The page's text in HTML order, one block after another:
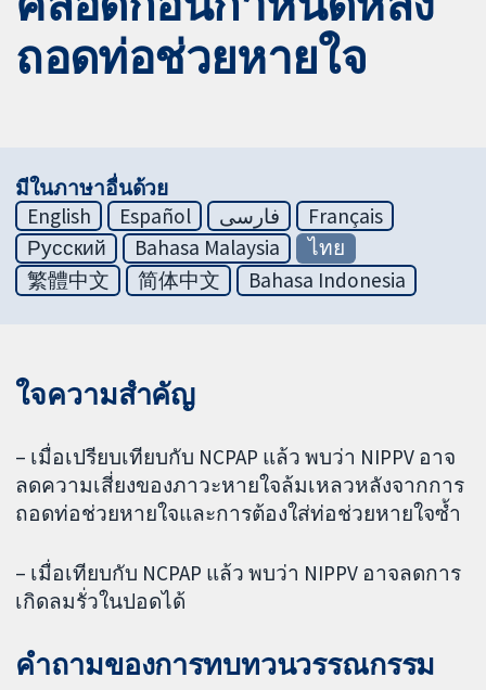
ถอดท่อช่วยหายใจ
มีในภาษาอื่นด้วย
English
Español فارسی
Français
Русский
Bahasa Malaysia
ไทย
繁體中文
简体中文 Bahasa Indonesia
ใจความสำคัญ
– เมื่อเปรียบเทียบกับ NCPAP แล้ว พบว่า NIPPV อาจ
ลดความเสี่ยงของภาวะหายใจล้มเหลวหลังจากการ
ถอดท่อช่วยหายใจและการต้องใส่ท่อช่วยหายใจซ้ำ
– เมื่อเทียบกับ NCPAP แล้ว พบว่า NIPPV อาจลดการ
เกิดลมรั่วในปอดได้
คำถามของการทบทวนวรรณกรรม